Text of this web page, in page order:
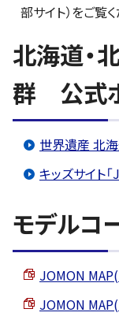
部サイト）をご覧く
北海道・
群 公式
世界遺産 北
キッズサイト「
モデルコ
JOMON MAP(
JOMON MAP(